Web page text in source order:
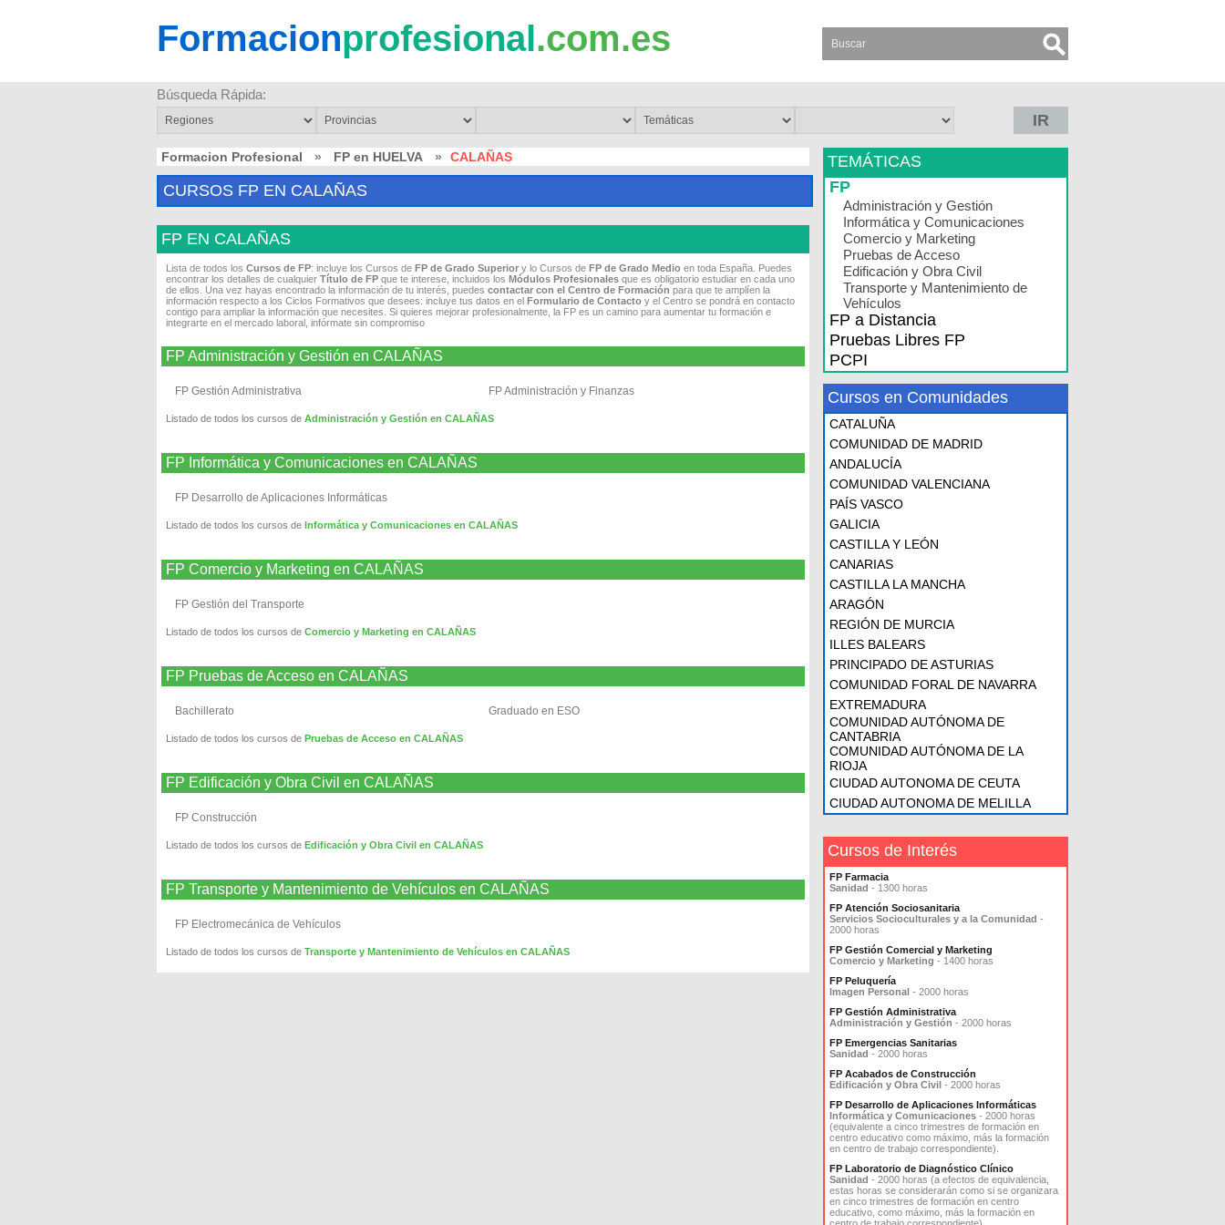
Formacionprofesional.com.es
Búsqueda Rápida:
IR
Formacion Profesional » FP en HUELVA » CALAÑAS
CURSOS FP EN CALAÑAS
FP EN CALAÑAS
Lista de todos los Cursos de FP: incluye los Cursos de FP de Grado Superior y lo Cursos de FP de Grado Medio en toda España. Puedes
encontrar los detalles de cualquier Título de FP que te interese, incluidos los Módulos Profesionales que es obligatorio estudiar en cada uno
de ellos. Una vez hayas encontrado la información de tu interés, puedes contactar con el Centro de Formación para que te amplíen la
información respecto a los Ciclos Formativos que desees: incluye tus datos en el Formulario de Contacto y el Centro se pondrá en contacto
contigo para ampliar la información que necesites. Si quieres mejorar profesionalmente, la FP es un camino para aumentar tu formación e
integrarte en el mercado laboral, infórmate sin compromiso
FP Administración y Gestión en CALAÑAS
FP Gestión Administrativa FP Administración y Finanzas
Listado de todos los cursos de Administración y Gestión en CALAÑAS
FP Informática y Comunicaciones en CALAÑAS
FP Desarrollo de Aplicaciones Informáticas
Listado de todos los cursos de Informática y Comunicaciones en CALAÑAS
FP Comercio y Marketing en CALAÑAS
FP Gestión del Transporte
Listado de todos los cursos de Comercio y Marketing en CALAÑAS
FP Pruebas de Acceso en CALAÑAS
Bachillerato Graduado en ESO
Listado de todos los cursos de Pruebas de Acceso en CALAÑAS
FP Edificación y Obra Civil en CALAÑAS
FP Construcción
Listado de todos los cursos de Edificación y Obra Civil en CALAÑAS
FP Transporte y Mantenimiento de Vehículos en CALAÑAS
FP Electromecánica de Vehículos
Listado de todos los cursos de Transporte y Mantenimiento de Vehículos en CALAÑAS
TEMÁTICAS
FP
Administración y Gestión
Informática y Comunicaciones
Comercio y Marketing
Pruebas de Acceso
Edificación y Obra Civil
Transporte y Mantenimiento de
Vehículos
FP a Distancia
Pruebas Libres FP
PCPI
Cursos en Comunidades
CATALUÑA
COMUNIDAD DE MADRID
ANDALUCÍA
COMUNIDAD VALENCIANA
PAÍS VASCO
GALICIA
CASTILLA Y LEÓN
CANARIAS
CASTILLA LA MANCHA
ARAGÓN
REGIÓN DE MURCIA
ILLES BALEARS
PRINCIPADO DE ASTURIAS
COMUNIDAD FORAL DE NAVARRA
EXTREMADURA
COMUNIDAD AUTÓNOMA DE
CANTABRIA
COMUNIDAD AUTÓNOMA DE LA
RIOJA
CIUDAD AUTONOMA DE CEUTA
CIUDAD AUTONOMA DE MELILLA
Cursos de Interés
FP Farmacia
Sanidad - 1300 horas
FP Atención Sociosanitaria
Servicios Socioculturales y a la Comunidad -
2000 horas
FP Gestión Comercial y Marketing
Comercio y Marketing - 1400 horas
FP Peluquería
Imagen Personal - 2000 horas
FP Gestión Administrativa
Administración y Gestión - 2000 horas
FP Emergencias Sanitarias
Sanidad - 2000 horas
FP Acabados de Construcción
Edificación y Obra Civil - 2000 horas
FP Desarrollo de Aplicaciones Informáticas
Informática y Comunicaciones - 2000 horas
(equivalente a cinco trimestres de formación en
centro educativo como máximo, más la formación
en centro de trabajo correspondiente).
FP Laboratorio de Diagnóstico Clínico
Sanidad - 2000 horas (a efectos de equivalencia,
estas horas se considerarán como si se organizara
en cinco trimestres de formación en centro
educativo, como máximo, más la formación en